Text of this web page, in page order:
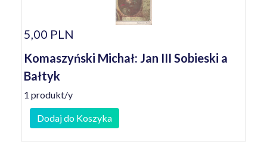
5,00 PLN
Komaszyński Michał: Jan III Sobieski a
Bałtyk
1 produkt/y
Dodaj do Koszyka